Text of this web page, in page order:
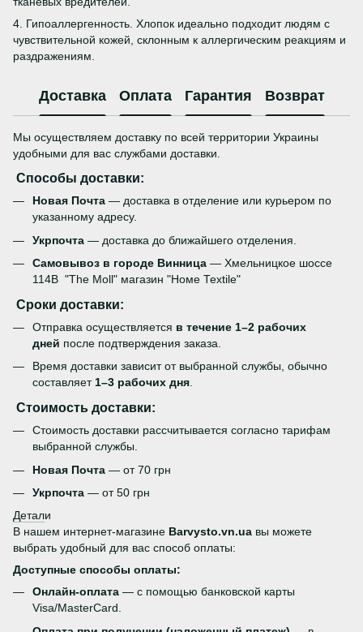
4. Гипоаллергенность. Хлопок идеально подходит людям с
чувствительной кожей, склонным к аллергическим реакциям и
раздражениям.
Доставка Оплата Гарантия Возврат
Мы осуществляем доставку по всей территории Украины
удобными для вас службами доставки.
Способы доставки:
Новая Почта — доставка в отделение или курьером по
указанному адресу.
Укрпочта — доставка до ближайшего отделения.
Самовывоз в городе Винница — Хмельницкое шоссе
114В "The Moll" магазин "Номе Теxtile"
Сроки доставки:
Отправка осуществляется в течение 1–2 рабочих
дней после подтверждения заказа.
Время доставки зависит от выбранной службы, обычно
составляет1–3 рабочих дня.
Стоимость доставки:
Стоимость доставки рассчитывается согласно тарифам
выбранной службы.
Новая Почта — от 70 грн
Укрпочта — от 50 грн
Детали
В нашем интернет-магазине Barvysto.vn.ua вы можете
выбрать удобный для вас способ оплаты:
Доступные способы оплаты:
Онлайн-оплата — с помощью банковской карты
Visa/MasterCard.